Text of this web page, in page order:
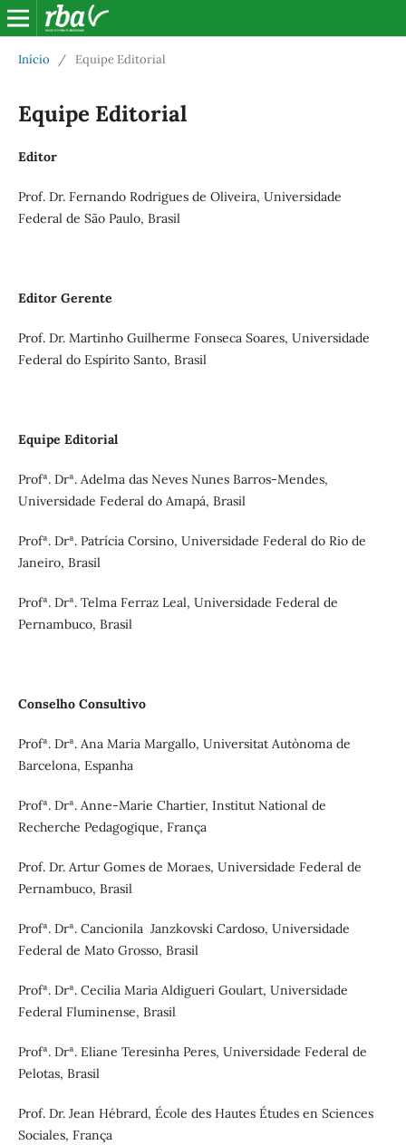
Início / Equipe Editorial
Equipe Editorial
Editor
Prof. Dr. Fernando Rodrigues de Oliveira, Universidade
Federal de São Paulo, Brasil
Editor Gerente
Prof. Dr. Martinho Guilherme Fonseca Soares, Universidade
Federal do Espírito Santo, Brasil
Equipe Editorial
Profª. Drª. Adelma das Neves Nunes Barros-Mendes,
Universidade Federal do Amapá, Brasil
Profª. Drª. Patrícia Corsino, Universidade Federal do Rio de
Janeiro, Brasil
Profª. Drª. Telma Ferraz Leal, Universidade Federal de
Pernambuco, Brasil
Conselho Consultivo
Profª. Drª. Ana Maria Margallo, Universitat Autònoma de
Barcelona, Espanha
Profª. Drª. Anne-Marie Chartier, Institut National de
Recherche Pedagogique, França
Prof. Dr. Artur Gomes de Moraes, Universidade Federal de
Pernambuco, Brasil
Profª. Drª. Cancionila Janzkovski Cardoso, Universidade
Federal de Mato Grosso, Brasil
Profª. Drª. Cecilia Maria Aldigueri Goulart, Universidade
Federal Fluminense, Brasil
Profª. Drª. Eliane Teresinha Peres, Universidade Federal de
Pelotas, Brasil
Prof. Dr. Jean Hébrard, École des Hautes Études en Sciences
Sociales, França